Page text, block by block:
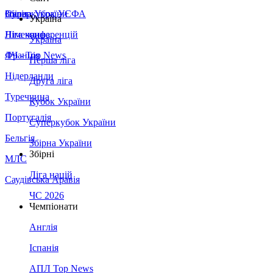
Збірна України
Італія
Німеччина
Франція
Нідерланди
Туреччина
Португалія
Бельгія
МЛС
Саудівська Аравія
Суперкубок УЄФА
Ліга конференцій
ЛЧ - Top News
Україна
Україна
Перша ліга
Друга ліга
Кубок України
Суперкубок України
Збірна України
Збірні
Ліга націй
ЧС 2026
Чемпіонати
Англія
Іспанія
АПЛ Top News